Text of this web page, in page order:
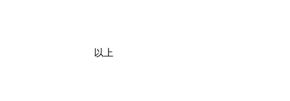
以上